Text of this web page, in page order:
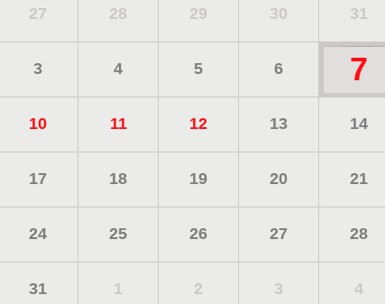
27 28 29 30 31
3 4 5 6 7
10 11 12 13 14
17 18 19 20 21
24 25 26 27 28
31 1 2 3 4